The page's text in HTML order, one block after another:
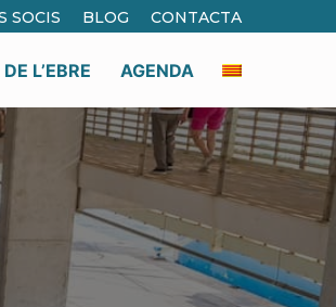
SOCIS BLOG CONTACTA
L’EBRE AGENDA